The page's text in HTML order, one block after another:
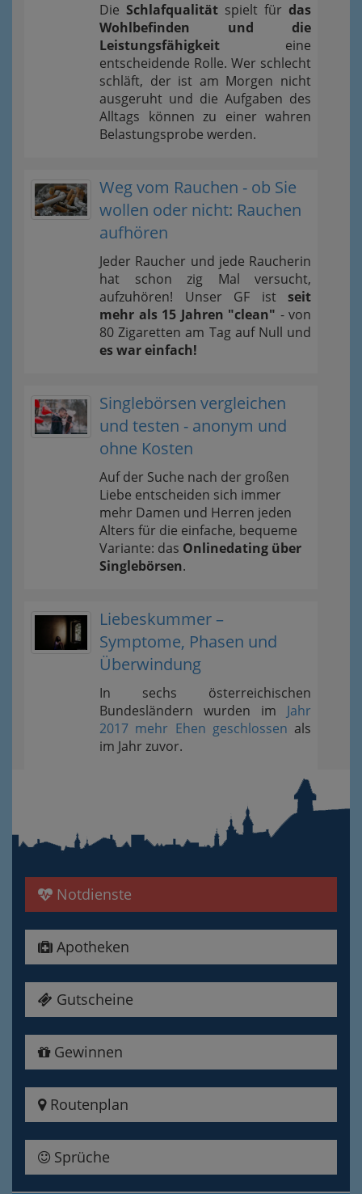
Die Schlafqualität spielt für das
Wohlbefinden und die
Leistungsfähigkeit eine
entscheidende Rolle. Wer schlecht
schläft, der ist am Morgen nicht
ausgeruht und die Aufgaben des
Alltags können zu einer wahren
Belastungsprobe werden.
Weg vom Rauchen - ob Sie
wollen oder nicht: Rauchen
aufhören
Jeder Raucher und jede Raucherin
hat schon zig Mal versucht,
aufzuhören! Unser GF ist seit
mehr als 15 Jahren "clean" - von
80 Zigaretten am Tag auf Null und
es war einfach!
Singlebörsen vergleichen
und testen - anonym und
ohne Kosten
Auf der Suche nach der großen
Liebe entscheiden sich immer
mehr Damen und Herren jeden
Alters für die einfache, bequeme
Variante: das Onlinedating über
Singlebörsen.
Liebeskummer –
Symptome, Phasen und
Überwindung
In sechs österreichischen
Bundesländern wurden im Jahr
2017 mehr Ehen geschlossen als
im Jahr zuvor.
Notdienste
Apotheken
Gutscheine
Gewinnen
Routenplan
Sprüche